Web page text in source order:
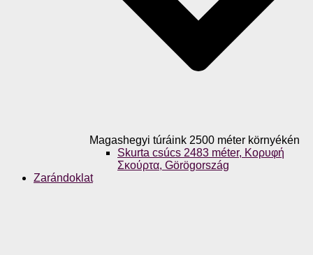
Magashegyi túráink 2500 méter környékén
Skurta csúcs 2483 méter, Κορυφή
Σκούρτα, Görögország
Zarándoklat